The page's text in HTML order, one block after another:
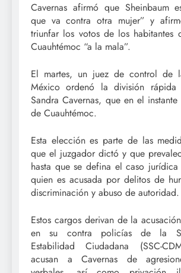
Cavernas afirmó que Sheinbaum
que va contra otra mujer” y
triunfar los votos de los habitantes
Cuauhtémoc “a la mala”.
El martes, un juez de control de
México ordenó la división
Sandra Cavernas, que en el
de Cuauhtémoc.
Esta elección es parte de las
que el juzgador dictó y que
hasta que se defina el caso jurídica
quien es acusada por delitos de
discriminación y abuso de autoridad.
Estos cargos derivan de la
en su contra policías de la
Estabilidad Ciudadana (SSC-
acusan a Cavernas de